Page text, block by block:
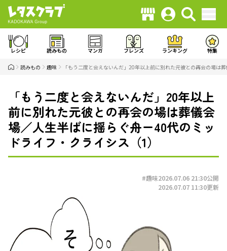
レシピ 読みもの マンガ フレンズ ランキング 特集
読みもの 趣味 「もう二度と会えないんだ」20年以上前に別れた元彼との再会の場
「もう二度と会えないんだ」20年以上
前に別れた元彼との再会の場は葬儀会
場／人生半ばに揺らぐ舟ー40代のミッ
ドライフ・クライシス（1）
#趣味2026.07.06 21:30公開
2026.07.07 11:30更新